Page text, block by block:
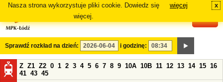
Nasza strona wykorzystuje pliki cookie. Dowiedz się
więcej.
więcej x
Sprawdź rozkład na dzień: i godzinę:
Z Z1 Z2 0 1 2 3 4 5 6 7 8 9 10A 10B 11 12 13 14 15 16
41 43 45